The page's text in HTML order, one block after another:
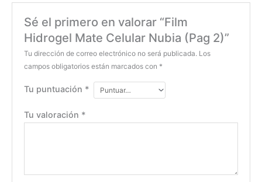
Sé el primero en valorar “Film
Hidrogel Mate Celular Nubia (Pag 2)”
Tu dirección de correo electrónico no será publicada. Los
campos obligatorios están marcados con *
Tu puntuación *
Tu valoración *